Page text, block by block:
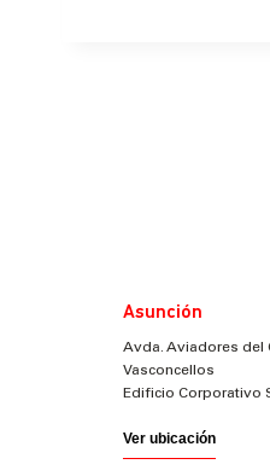
Asunción
Avda. Aviadores del
Vasconcellos
Edificio Corporativo
Ver ubicación